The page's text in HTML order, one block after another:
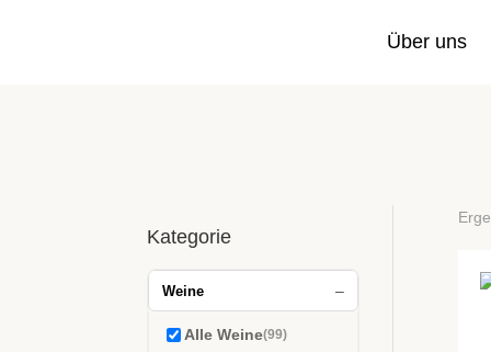
Über uns
Kategorie
Weine –
Alle Weine(99)